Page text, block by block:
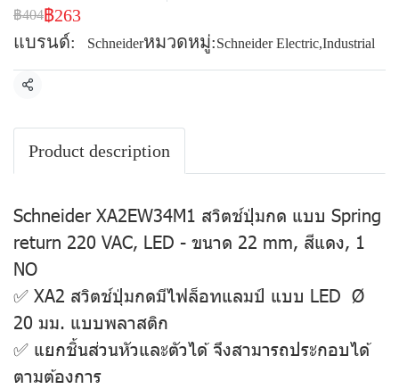
฿404฿263
แบรนด์:
Schneiderหมวดหมู่:Schneider Electric,Industrial
แชร์
Product description
Schneider XA2EW34M1 สวิตช์ปุ่มกด แบบ Spring
return 220 VAC, LED - ขนาด 22 mm, สีแดง, 1
NO
✅ XA2 สวิตช์ปุ่มกดมีไฟล็อทแลมป์ แบบ LED Ø
20 มม. แบบพลาสติก
✅ แยกชิ้นส่วนหัวและตัวได้ จึงสามารถประกอบได้
ตามต้องการ